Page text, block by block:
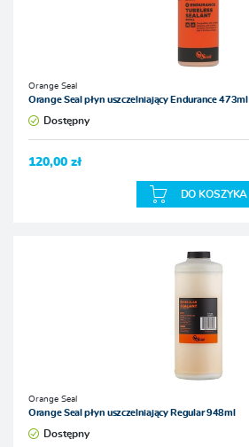
Orange Seal
Orange Seal płyn uszczelniający Endurance 473ml
Dostępny
120,00 zł
DO KOSZYKA
Orange Seal
Orange Seal płyn uszczelniający Regular 948ml
Dostępny